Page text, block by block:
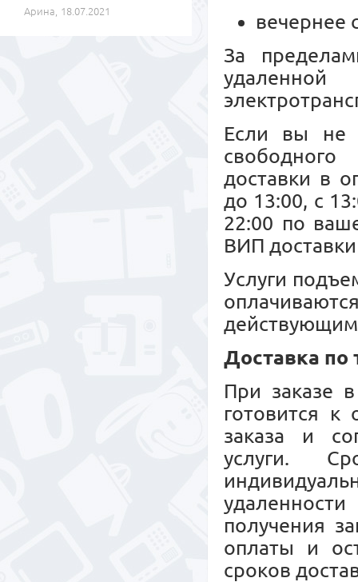
вечернее
За
Если вы не
свободного
доставки в
до 13:00, с
22:00 по
ВИП
Услуги
Доставка по
При заказе
готовится
заказа и
услуги.
получения
оплаты и
сроков
Арина,
18.07.2021